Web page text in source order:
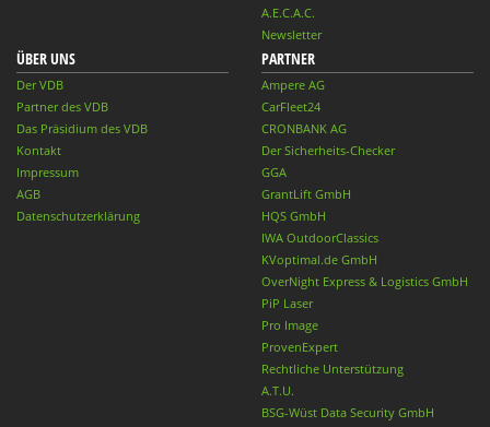
A.E.C.A.C.
Newsletter
ÜBER UNS
Der VDB
Partner des VDB
Das Präsidium des VDB
Kontakt
Impressum
AGB
Datenschutzerklärung
PARTNER
Ampere AG
CarFleet24
CRONBANK AG
Der Sicherheits-Checker
GGA
GrantLift GmbH
HQS GmbH
IWA OutdoorClassics
KVoptimal.de GmbH
OverNight Express & Logistics GmbH
PiP Laser
Pro Image
ProvenExpert
Rechtliche Unterstützung
A.T.U.
BSG-Wüst Data Security GmbH